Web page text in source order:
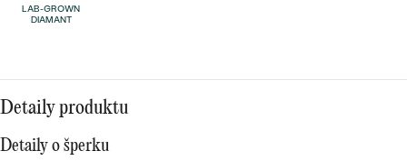
NA MÍRU
DIAMANTY
PROHLÉDNOUT
přívěsky
Nejprodávanější
prsteny
LAB-GROWN
DIAMANT
Detaily produktu
Detaily o šperku